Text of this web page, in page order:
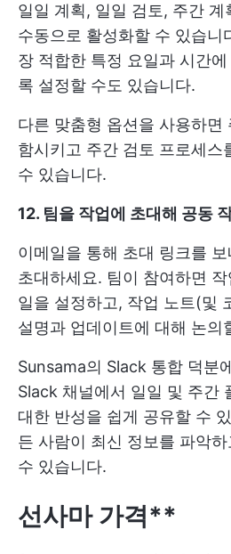
일일 계획, 일일 검토, 주간
수동으로 활성화할 수 있습니
장 적합한 특정 요일과 시간
록 설정할 수도 있습니다.
다른 맞춤형 옵션을 사용하면
함시키고 주간 검토 프로세스
수 있습니다.
12. 팀을 작업에 초대해 공동
이메일을 통해 초대 링크를
초대하세요. 팀이 참여하면
일을 설정하고, 작업 노트(및
설명과 업데이트에 대해 논의
Sunsama의 Slack 통합 덕분
Slack 채널에서 일일 및 주간
대한 반성을 쉽게 공유할 수
든 사람이 최신 정보를 파악
수 있습니다.
선사마 가격**